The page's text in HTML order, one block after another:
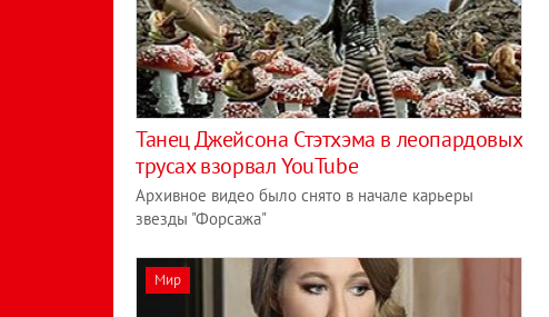
Танец Джейсона Стэтхэма в леопардовых
трусах взорвал YouTube
Архивное видео было снято в начале карьеры
звезды "Форсажа"
Мир